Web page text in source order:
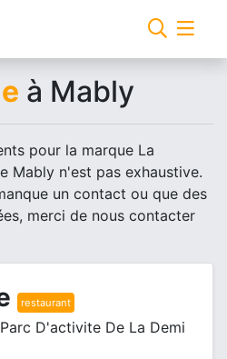
à Mably
pour la marque La
Mably n'est pas exhaustive.
un contact ou que des
merci de nous contacter
restaurant
D'activite De La Demi